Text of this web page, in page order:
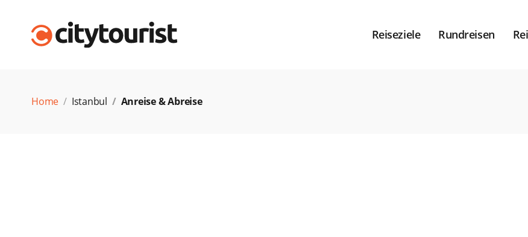
Reiseziele Rundreisen
Home Istanbul Anreise & Abreise